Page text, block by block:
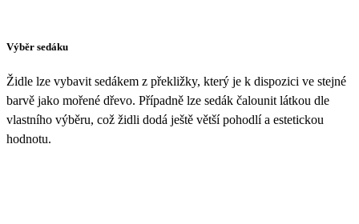
Výběr sedáku
Židle lze vybavit sedákem z překližky, který je k dispozici ve stejné
barvě jako mořené dřevo. Případně lze sedák čalounit látkou dle
vlastního výběru, což židli dodá ještě větší pohodlí a estetickou
hodnotu.